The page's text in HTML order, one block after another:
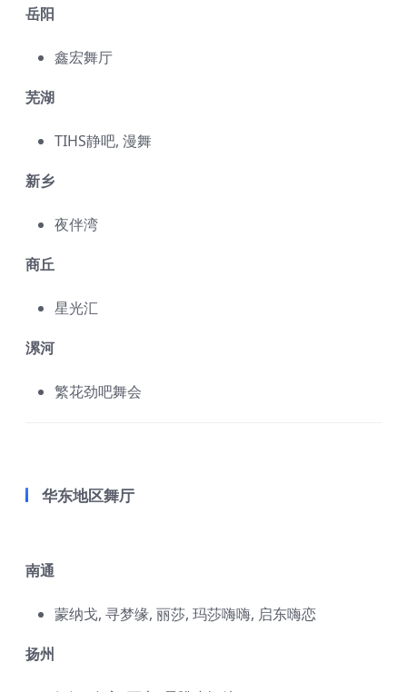
岳阳
鑫宏舞厅
芜湖
TIHS静吧, 漫舞
新乡
夜伴湾
商丘
星光汇
漯河
繁花劲吧舞会
华东地区舞厅
南通
蒙纳戈, 寻梦缘, 丽莎, 玛莎嗨嗨, 启东嗨恋
扬州